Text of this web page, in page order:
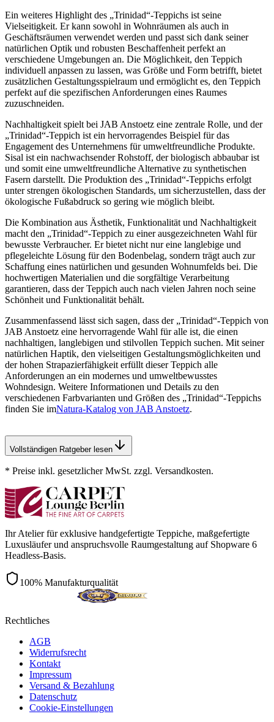
Ein weiteres Highlight des „Trinidad“-Teppichs ist seine
Vielseitigkeit. Er kann sowohl in Wohnräumen als auch in
Geschäftsräumen verwendet werden und passt sich dank seiner
natürlichen Optik und robusten Beschaffenheit perfekt an
verschiedene Umgebungen an. Die Möglichkeit, den Teppich
individuell anpassen zu lassen, was Größe und Form betrifft, bietet
zusätzlichen Gestaltungsspielraum und ermöglicht es, den Teppich
perfekt auf die spezifischen Anforderungen eines Raumes
zuzuschneiden.
Nachhaltigkeit spielt bei JAB Anstoetz eine zentrale Rolle, und der
„Trinidad“-Teppich ist ein hervorragendes Beispiel für das
Engagement des Unternehmens für umweltfreundliche Produkte.
Sisal ist ein nachwachsender Rohstoff, der biologisch abbaubar ist
und somit eine umweltfreundliche Alternative zu synthetischen
Fasern darstellt. Die Produktion des „Trinidad“-Teppichs erfolgt
unter strengen ökologischen Standards, um sicherzustellen, dass der
ökologische Fußabdruck so gering wie möglich bleibt.
Die Kombination aus Ästhetik, Funktionalität und Nachhaltigkeit
macht den „Trinidad“-Teppich zu einer ausgezeichneten Wahl für
bewusste Verbraucher. Er bietet nicht nur eine langlebige und
pflegeleichte Lösung für den Bodenbelag, sondern trägt auch zur
Schaffung eines natürlichen und gesunden Wohnumfelds bei. Die
hochwertigen Materialien und die sorgfältige Verarbeitung
garantieren, dass der Teppich auch nach vielen Jahren noch seine
Schönheit und Funktionalität behält.
Zusammenfassend lässt sich sagen, dass der „Trinidad“-Teppich von
JAB Anstoetz eine hervorragende Wahl für alle ist, die einen
nachhaltigen, langlebigen und stilvollen Teppich suchen. Mit seiner
natürlichen Haptik, den vielseitigen Gestaltungsmöglichkeiten und
der hohen Strapazierfähigkeit erfüllt dieser Teppich alle
Anforderungen an ein modernes und umweltbewusstes
Wohndesign. Weitere Informationen und Details zu den
verschiedenen Farbvarianten und Größen des „Trinidad“-Teppichs
finden Sie imNatura-Katalog von JAB Anstoetz.
Vollständigen Ratgeber lesen
* Preise inkl. gesetzlicher MwSt. zzgl. Versandkosten.
Ihr Atelier für exklusive handgefertigte Teppiche, maßgefertigte
Luxusläufer und anspruchsvolle Raumgestaltung auf Shopware 6
Headless-Basis.
100% Manufakturqualität
Rechtliches
AGB
Widerrufsrecht
Kontakt
Impressum
Versand & Bezahlung
Datenschutz
Cookie-Einstellungen